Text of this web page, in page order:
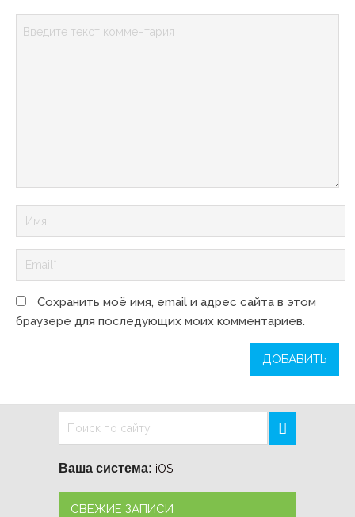
Сохранить моё имя, email и адрес сайта в этом
браузере для последующих моих комментариев.
Ваша система: iOS
СВЕЖИЕ ЗАПИСИ